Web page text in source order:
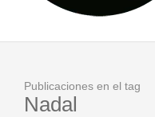
Publicaciones en el tag
Nadal